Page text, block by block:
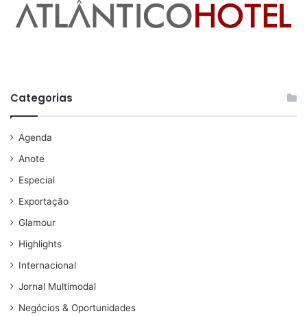
Categorias
Agenda
Anote
Especial
Exportação
Glamour
Highlights
Internacional
Jornal Multimodal
Negócios & Oportunidades